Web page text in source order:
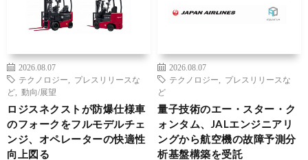
2026.08.07
テクノロジー
プレスリリースな
ど
動向/展望
ロジスネクストが防爆仕様車
のフォークをフルモデルチェ
ンジ、オペレーターの快適性
向上図る
2026.08.07
テクノロジー
プレスリリースな
ど
量子技術のエー・スター・ク
ォンタム、JALエンジニアリ
ングから航空機の故障予測分
析基盤構築を受託